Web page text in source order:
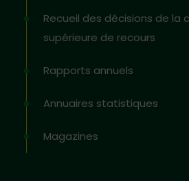
Recueil des décisions de la
supérieure de recours
Rapports annuels
Annuaires statistiques
Magazines